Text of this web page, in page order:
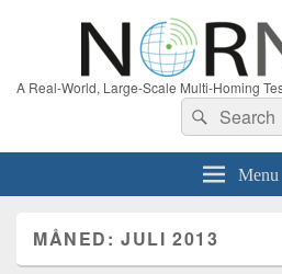
A Real-World, Large-Scale Multi-Homing
Search
for:
Search
Menu
MÅNED:JULI 2013